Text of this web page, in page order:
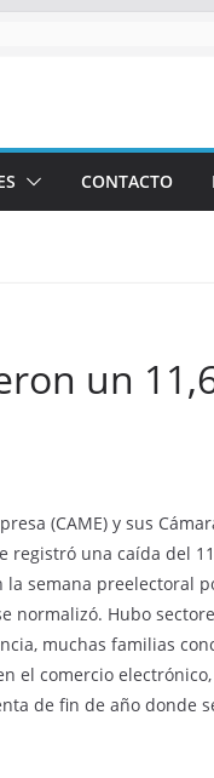
CONTACTO
un
(CAME) y sus
registró una caída del
semana preelectoral
normalizó. Hubo
muchas familias
el comercio
de fin de año donde